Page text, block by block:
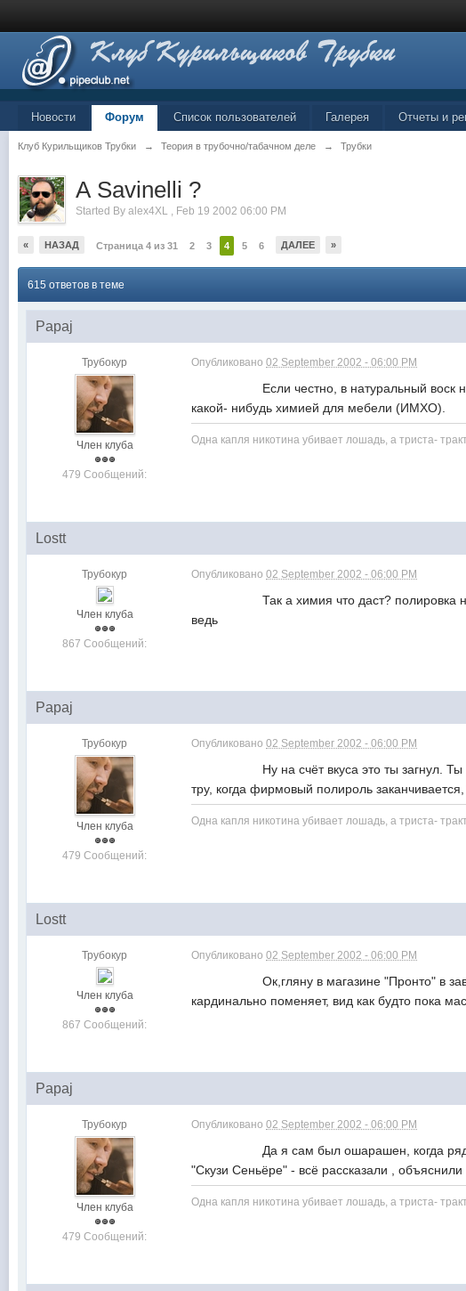
Новости Форум Список пользователей Галерея Отчеты и
Клуб Курильщиков Трубки → Теория в трубочно/табачном деле → Трубки
А Savinelli ?
Started Byalex4XL , Feb 19 2002 06:00 PM
« НАЗАД Страница 4 из 31 2 3 4 5 6 ДАЛЕЕ »
615 ответов в теме
Papaj
Трубокур
Член клуба
479 Сообщений:
Опубликовано02 September 2002 - 06:00 PM
Если честно, в натуральный воск не
какой- нибудь химией для мебели
Одна капля никотина убивает лошадь, а триста-
Lostt
Трубокур
Член клуба
867 Сообщений:
Опубликовано02 September 2002 - 06:00 PM
Так а химия что даст? полировка на
ведь
Papaj
Трубокур
Член клуба
479 Сообщений:
Опубликовано02 September 2002 - 06:00 PM
Ну на счёт вкуса это ты загнул. Ты ж с
тру, когда фирмовый полироль
Одна капля никотина убивает лошадь, а триста-
Lostt
Трубокур
Член клуба
867 Сообщений:
Опубликовано02 September 2002 - 06:00 PM
Ок,гляну в магазине "Пронто" в
кардинально поменяет, вид как будто
Papaj
Трубокур
Член клуба
479 Сообщений:
Опубликовано02 September 2002 - 06:00 PM
Да я сам был ошарашен, когда рядом со
"Скузи Сеньёре" - всё рассказали ,
Одна капля никотина убивает лошадь, а триста-